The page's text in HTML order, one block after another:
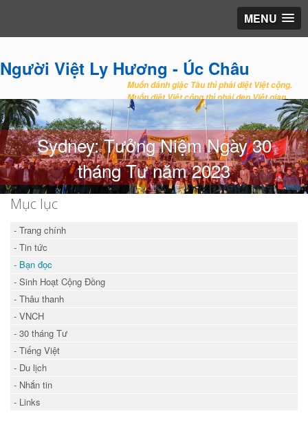
MENU
Người Việt Ly Hương - Úc Châu
Muốn đánh giặc Tàu thì phải diệt Việt cộng.
Muốn diệt Việt cộng thì phải dẹp Việt gian.
Sydney: Tưởng Niệm Ngày 30
tháng Tư năm 2023
Mục lục
- Trang chính
- Tin tức
- Bạn đọc
- Sinh Hoạt Cộng Đồng
- Thâu thanh
- VNCH
- 30 tháng Tư
- Tiếng Việt
- Du lịch
- Nhắn tin
- Links